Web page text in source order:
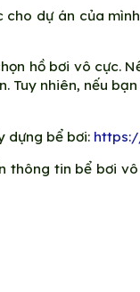
dự án của
hồ bơi vô
Tuy nhiên, nếu
dựng bể bơi:
tin bể bơi